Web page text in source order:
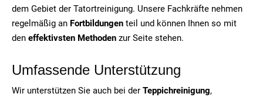
dem Gebiet der Tatortreinigung. Unsere Fachkräfte nehmen
regelmäßig an Fortbildungen teil und können Ihnen so mit
den effektivsten Methoden zur Seite stehen.
Umfassende Unterstützung
Wir unterstützen Sie auch bei der Teppichreinigung,